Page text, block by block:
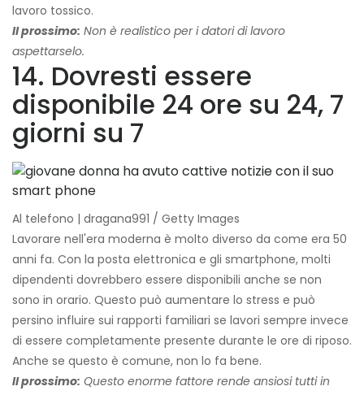
lavoro tossico.
Il prossimo: Non è realistico per i datori di lavoro
aspettarselo.
14. Dovresti essere
disponibile 24 ore su 24, 7
giorni su 7
Al telefono | dragana991 / Getty Images
Lavorare nell'era moderna è molto diverso da come era 50
anni fa. Con la posta elettronica e gli smartphone, molti
dipendenti dovrebbero essere disponibili anche se non
sono in orario. Questo può aumentare lo stress e può
persino influire sui rapporti familiari se lavori sempre invece
di essere completamente presente durante le ore di riposo.
Anche se questo è comune, non lo fa bene.
Il prossimo: Questo enorme fattore rende ansiosi tutti in